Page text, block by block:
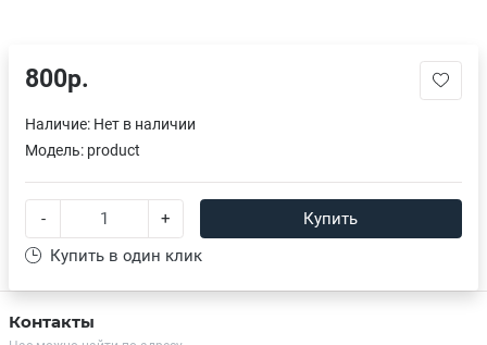
800р.
Наличие: Нет в наличии
Модель: product
- +
Купить
Купить в один клик
Контакты